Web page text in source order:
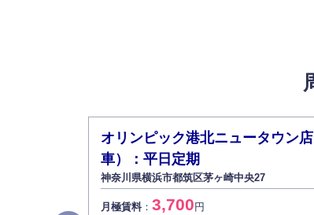
オリンピック港北ニュータウン
車）：平日定期
神奈川県横浜市都筑区茅ヶ崎中央27
月極賃料： 3,700円